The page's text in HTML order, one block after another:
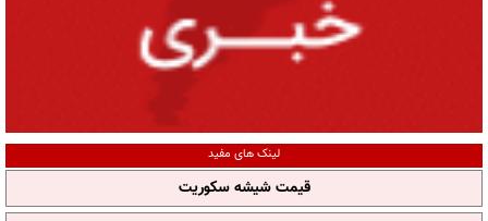
لینک های مفید
قیمت شیشه سکوریت